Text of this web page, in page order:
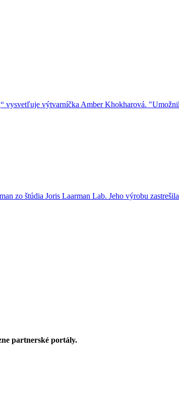
vysvetľuje výtvarníčka Amber Khokharová.
zo štúdia Joris Laarman Lab. Jeho výrobu
partnerské portály.